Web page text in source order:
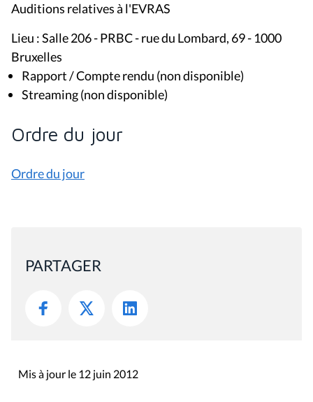
Auditions relatives à l'EVRAS
Lieu : Salle 206 - PRBC - rue du Lombard, 69 - 1000
Bruxelles
Rapport / Compte rendu (non disponible)
Streaming (non disponible)
Ordre du jour
Ordre du jour
PARTAGER
Mis à jour le 12 juin 2012